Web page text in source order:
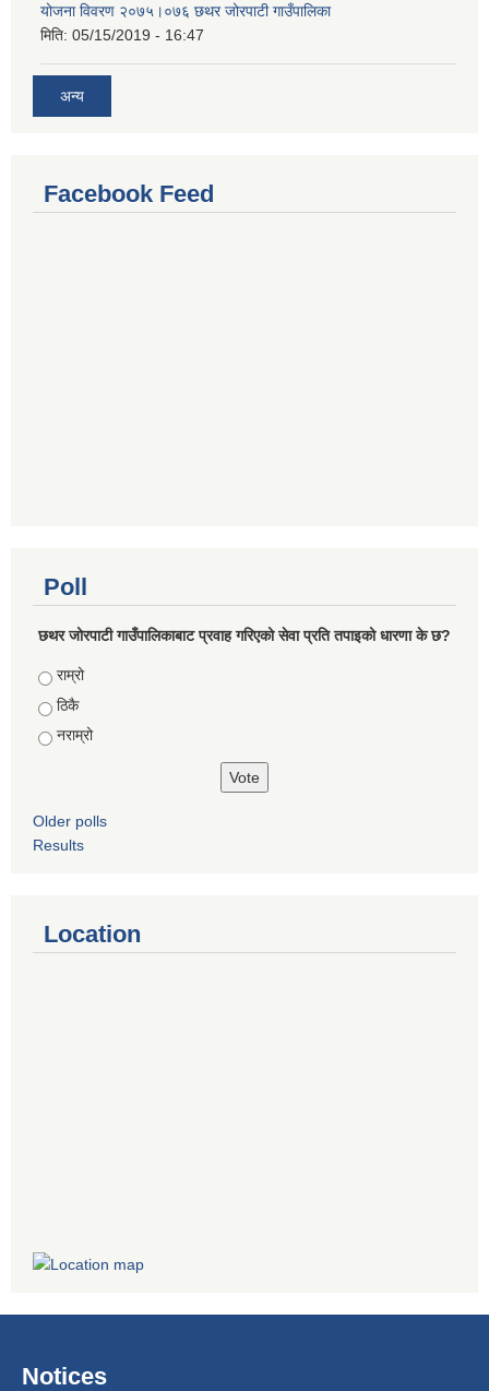
योजना विवरण २०७५।०७६ छथर जोरपाटी गाउँपालिका
मिति: 05/15/2019 - 16:47
अन्य
Facebook Feed
Poll
छथर जोरपाटी गाउँपालिकाबाट प्रवाह गरिएको सेवा प्रति तपाइको धारणा के छ?
Choices
राम्रो
ठिकै
नराम्रो
Older polls
Results
Location
Notices